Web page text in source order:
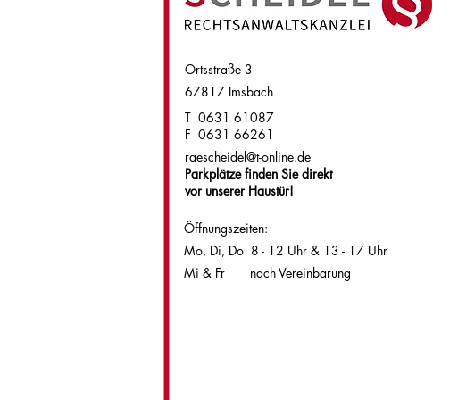
Ortsstraße 3
67817 Imsbach
T 0631 61087
F 0631 66261
raescheidel@t-online.de
Parkplätze finden Sie direkt
vor unserer Haustür!
Öffnungszeiten:
Mo, Di, Do 8 - 12 Uhr & 13 - 17 Uhr
Mi & Fr nach Vereinbarung